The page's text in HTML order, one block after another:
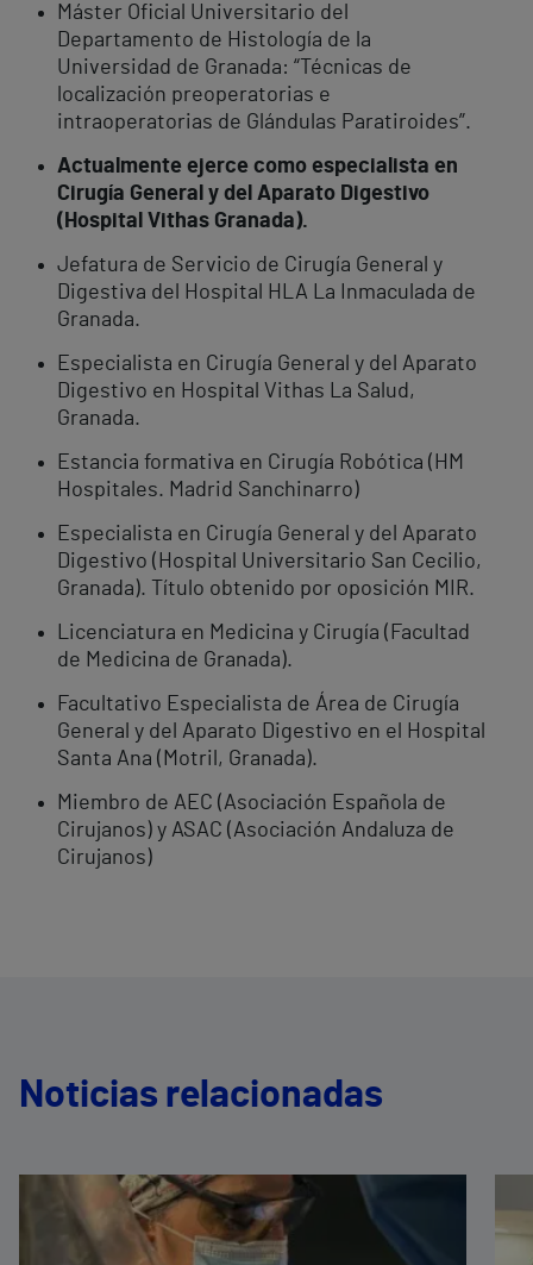
Máster Oficial Universitario del
Departamento de Histología de la
Universidad de Granada: “Técnicas de
localización preoperatorias e
intraoperatorias de Glándulas Paratiroides”.
Actualmente ejerce como especialista en
Cirugía General y del Aparato Digestivo
(Hospital Vithas Granada).
Jefatura de Servicio de Cirugía General y
Digestiva del Hospital HLA La Inmaculada de
Granada.
Especialista en Cirugía General y del Aparato
Digestivo en Hospital Vithas La Salud,
Granada.
Estancia formativa en Cirugía Robótica (HM
Hospitales. Madrid Sanchinarro)
Especialista en Cirugía General y del Aparato
Digestivo (Hospital Universitario San Cecilio,
Granada). Título obtenido por oposición MIR.
Licenciatura en Medicina y Cirugía (Facultad
de Medicina de Granada).
Facultativo Especialista de Área de Cirugía
General y del Aparato Digestivo en el Hospital
Santa Ana (Motril, Granada).
Miembro de AEC (Asociación Española de
Cirujanos) y ASAC (Asociación Andaluza de
Cirujanos)
Noticias relacionadas